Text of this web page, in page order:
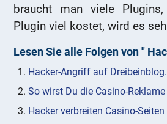
braucht man viele
Plugin viel kostet, wird es
Lesen Sie alle Folgen von "
Hacker-Angriff auf
So wirst Du die Casino-
Hacker verbreiten Casino-Seiten